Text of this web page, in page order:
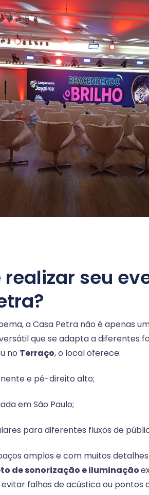
realizar seu
a Casa Petra não é apenas
que se adapta a diferentes
no Terraço, o local oferece:
e pé-direito alto;
em São Paulo;
para diferentes fluxos de
amplos e com muitos
de sonorização e iluminação
falhas de acústica ou pontos